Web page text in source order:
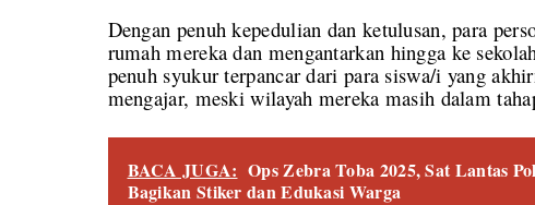
Dengan penuh kepedulian dan ketulusan, para
rumah mereka dan mengantarkan hingga ke
penuh syukur terpancar dari para siswa/i yang
mengajar, meski wilayah mereka masih dalam
BACA JUGA: Ops Zebra Toba 2025, Sat Lantas
Bagikan Stiker dan Edukasi Warga